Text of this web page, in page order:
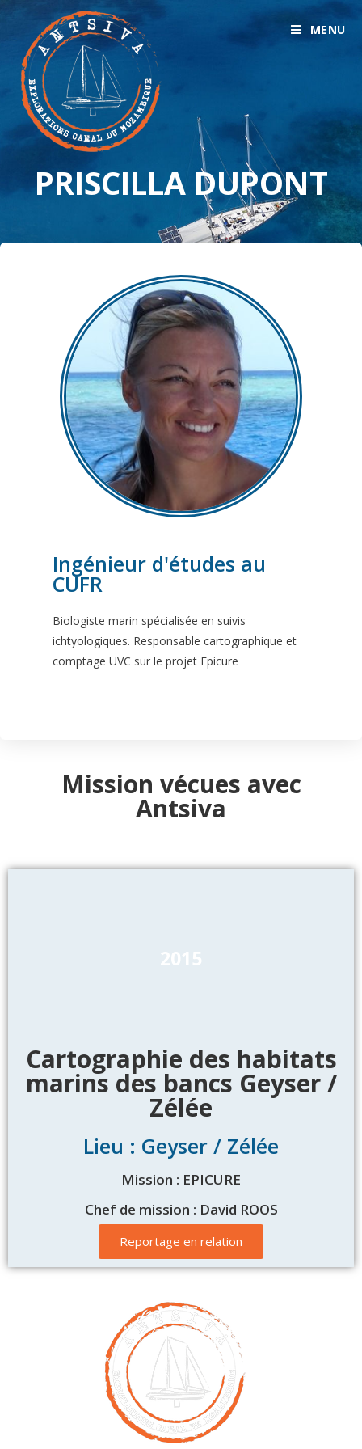
MENU
PRISCILLA DUPONT
Ingénieur d'études au
CUFR
Biologiste marin spécialisée en suivis
ichtyologiques. Responsable cartographique et
comptage UVC sur le projet Epicure
Mission vécues avec
Antsiva
2015
Cartographie des habitats
marins des bancs Geyser /
Zélée
Lieu : Geyser / Zélée
Mission : EPICURE
Chef de mission : David ROOS
Reportage en relation